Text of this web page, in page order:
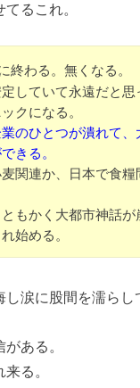
るこれ。
終わる。無くなる。
していて永遠だと
クになる。
のひとつが潰れて、
きる。
関連か、日本で食
もかく大都市神話が
始める。
涙に股間を濡らし
ある。
る。